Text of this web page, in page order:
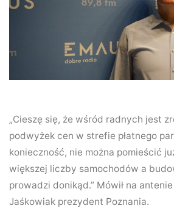
„Cieszę się, że wśród radnych jest
podwyżek cen w strefie płatnego
konieczność, nie można pomieścić
większej liczby samochodów a
prowadzi donikąd.” Mówił na
Jaśkowiak prezydent Poznania.